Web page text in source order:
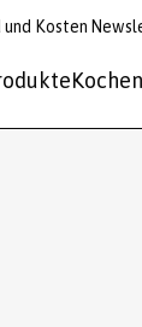
und Kosten
Kochen